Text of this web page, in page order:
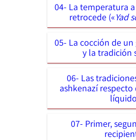
04- La temperatura
retrocede («Yad
05- La cocción de
y la tradición
06- Las
ashkenazí
07- Primer,